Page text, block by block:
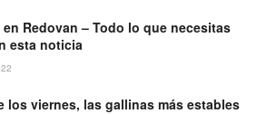
Redovan – Todo lo que necesitas
esta noticia
los viernes, las gallinas más estables